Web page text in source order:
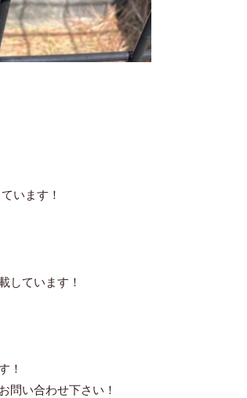
います！
しています！
！
問い合わせ下さい！